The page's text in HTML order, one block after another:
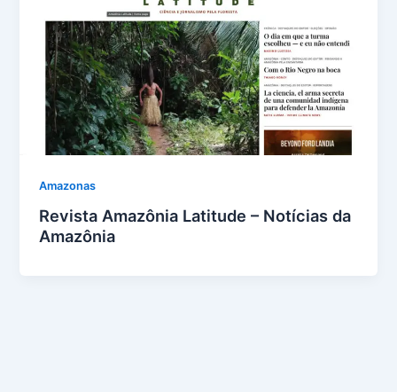
Amazonas
Revista Amazônia Latitude – Notícias da
Amazônia